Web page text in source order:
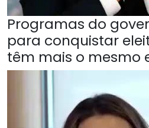
Programas do
para conquistar
têm mais o mesmo